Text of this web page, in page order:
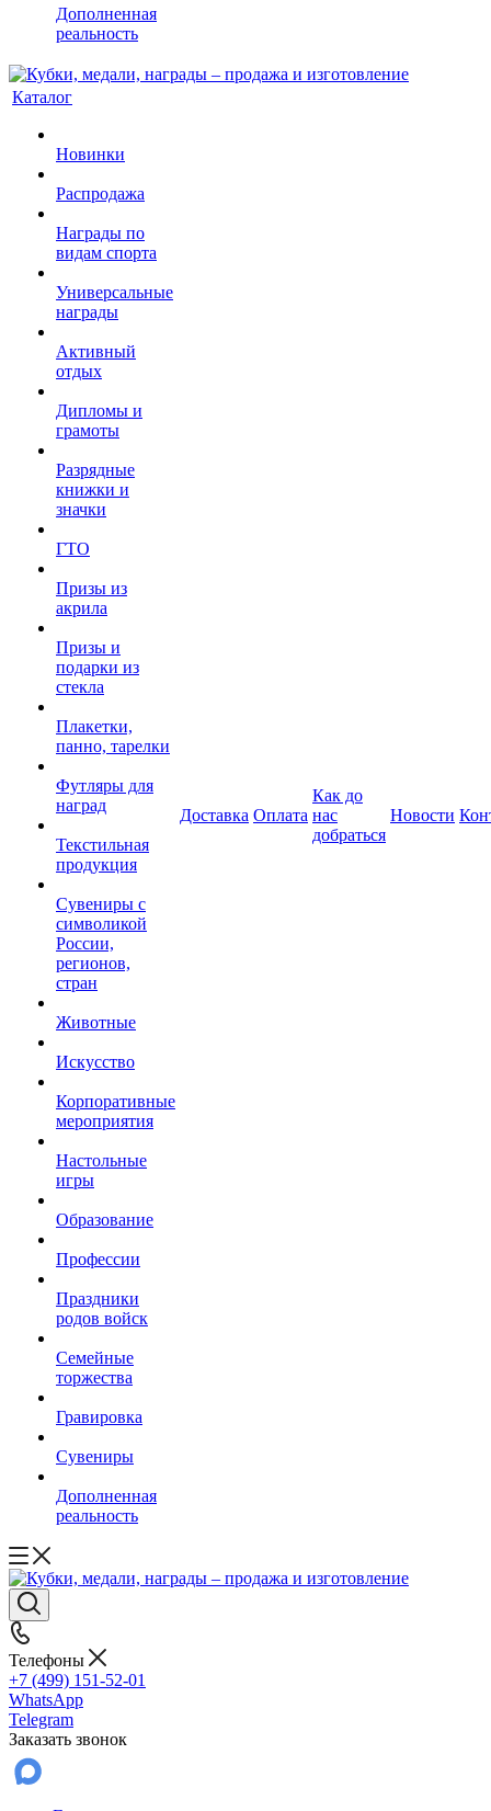
Дополненная
реальность
Каталог
Новинки
Распродажа
Награды по
видам спорта
Универсальные
награды
Активный
отдых
Дипломы и
грамоты
Разрядные
книжки и
значки
ГТО
Призы из
акрила
Призы и
подарки из
стекла
Плакетки,
панно, тарелки
Футляры для
наград
Текстильная
продукция
Сувениры с
символикой
России,
регионов,
стран
Животные
Искусство
Корпоративные
мероприятия
Настольные
игры
Образование
Профессии
Праздники
родов войск
Семейные
торжества
Гравировка
Сувениры
Дополненная
реальность
Доставка Оплата
Как до
нас
добраться
Новости
Телефоны
+7 (499) 151-52-01
WhatsApp
Telegram
Заказать звонок